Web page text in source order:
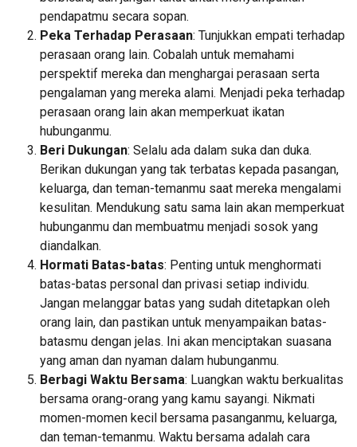
pendapatmu secara sopan.
Peka Terhadap Perasaan: Tunjukkan empati terhadap
perasaan orang lain. Cobalah untuk memahami
perspektif mereka dan menghargai perasaan serta
pengalaman yang mereka alami. Menjadi peka terhadap
perasaan orang lain akan memperkuat ikatan
hubunganmu.
Beri Dukungan: Selalu ada dalam suka dan duka.
Berikan dukungan yang tak terbatas kepada pasangan,
keluarga, dan teman-temanmu saat mereka mengalami
kesulitan. Mendukung satu sama lain akan memperkuat
hubunganmu dan membuatmu menjadi sosok yang
diandalkan.
Hormati Batas-batas: Penting untuk menghormati
batas-batas personal dan privasi setiap individu.
Jangan melanggar batas yang sudah ditetapkan oleh
orang lain, dan pastikan untuk menyampaikan batas-
batasmu dengan jelas. Ini akan menciptakan suasana
yang aman dan nyaman dalam hubunganmu.
Berbagi Waktu Bersama: Luangkan waktu berkualitas
bersama orang-orang yang kamu sayangi. Nikmati
momen-momen kecil bersama pasanganmu, keluarga,
dan teman-temanmu. Waktu bersama adalah cara